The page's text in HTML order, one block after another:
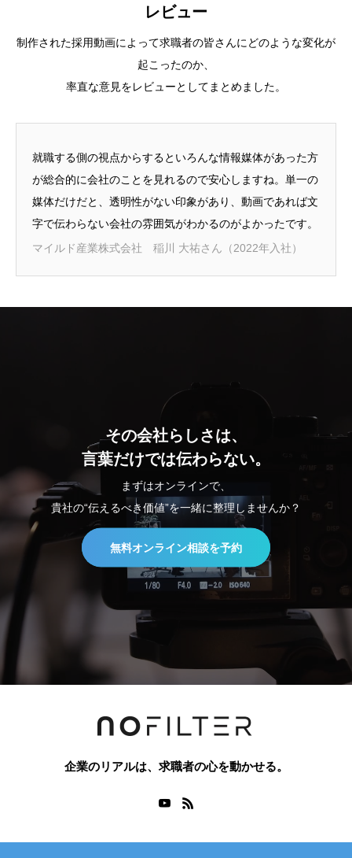
レビュー
制作された採用動画によって求職者の皆さんにどのような変化が
起こったのか、
率直な意見をレビューとしてまとめました。
就職する側の視点からするといろんな情報媒体があった方
が総合的に会社のことを見れるので安心しますね。単一の
媒体だけだと、透明性がない印象があり、動画であれば文
字で伝わらない会社の雰囲気がわかるのがよかったです。
マイルド産業株式会社 稲川 大祐さん（2022年入社）
その会社らしさは、
言葉だけでは伝わらない。
まずはオンラインで、
貴社の“伝えるべき価値”を一緒に整理しませんか？
無料オンライン相談を予約
企業のリアルは、求職者の心を動かせる。